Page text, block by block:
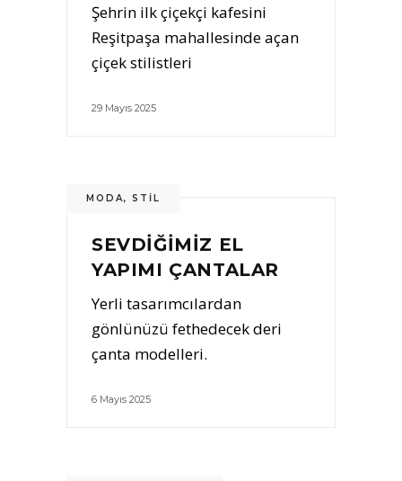
Şehrin ilk çiçekçi kafesini
Reşitpaşa mahallesinde açan
çiçek stilistleri
29 Mayıs 2025
MODA, STIL
SEVDIĞIMIZ EL
YAPIMI ÇANTALAR
Yerli tasarımcılardan
gönlünüzü fethedecek deri
çanta modelleri.
6 Mayıs 2025